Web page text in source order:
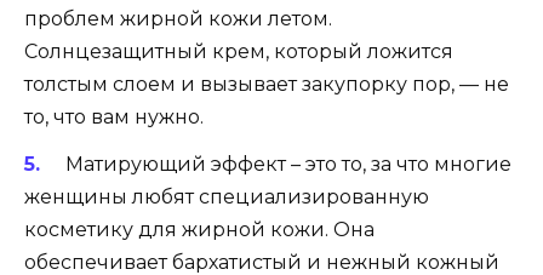
проблем жирной кожи летом.
Солнцезащитный крем, который ложится
толстым слоем и вызывает закупорку пор, — не
то, что вам нужно.
Матирующий эффект – это то, за что многие
женщины любят специализированную
косметику для жирной кожи. Она
обеспечивает бархатистый и нежный кожный